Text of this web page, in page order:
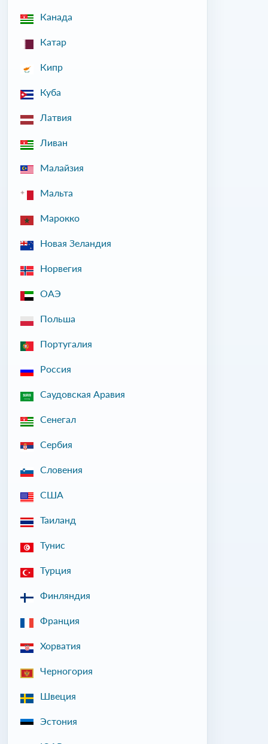
Канада
Катар
Кипр
Куба
Латвия
Ливан
Малайзия
Мальта
Марокко
Новая Зеландия
Норвегия
ОАЭ
Польша
Португалия
Россия
Саудовская Аравия
Сенегал
Сербия
Словения
США
Таиланд
Тунис
Турция
Финляндия
Франция
Хорватия
Черногория
Швеция
Эстония